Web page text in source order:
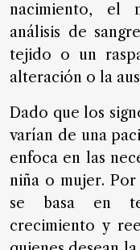
nacimiento, el
análisis de
tejido o un
alteración o la
Dado que los
varían de una
enfoca en las
niña o mujer.
se basa en
crecimiento y